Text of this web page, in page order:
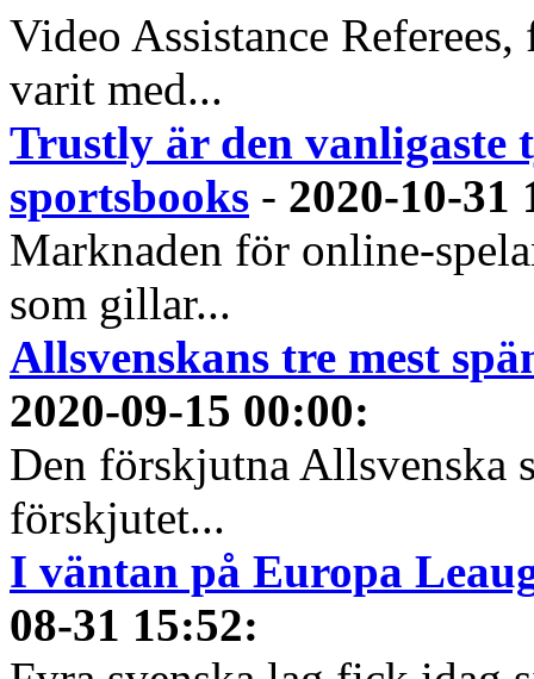
Video Assistance
varit med...
Trustly är den vanligaste
sportsbooks - 2020-10-31
Marknaden för online-
som gillar...
Allsvenskans tre mest
2020-09-15 00:00:
Den förskjutna Allsvenska
förskjutet...
I väntan på Europa
08-31 15:52: